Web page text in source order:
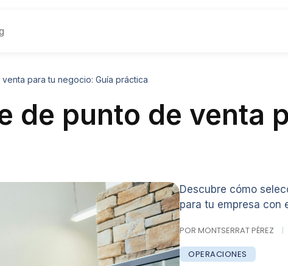
para tu negocio: Guía práctica
de punto de venta
Descubre cómo
para tu empresa con
POR MONTSERRAT PÉREZ |
OPERACIONES